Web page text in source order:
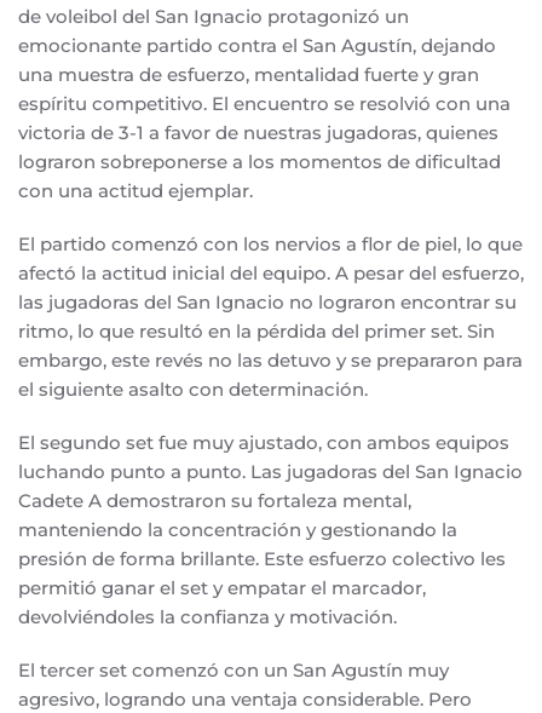
de voleibol del San Ignacio protagonizó un
emocionante partido contra el San Agustín, dejando
una muestra de esfuerzo, mentalidad fuerte y gran
espíritu competitivo. El encuentro se resolvió con una
victoria de 3-1 a favor de nuestras jugadoras, quienes
lograron sobreponerse a los momentos de dificultad
con una actitud ejemplar.
El partido comenzó con los nervios a flor de piel, lo que
afectó la actitud inicial del equipo. A pesar del esfuerzo,
las jugadoras del San Ignacio no lograron encontrar su
ritmo, lo que resultó en la pérdida del primer set. Sin
embargo, este revés no las detuvo y se prepararon para
el siguiente asalto con determinación.
El segundo set fue muy ajustado, con ambos equipos
luchando punto a punto. Las jugadoras del San Ignacio
Cadete A demostraron su fortaleza mental,
manteniendo la concentración y gestionando la
presión de forma brillante. Este esfuerzo colectivo les
permitió ganar el set y empatar el marcador,
devolviéndoles la confianza y motivación.
El tercer set comenzó con un San Agustín muy
agresivo, logrando una ventaja considerable. Pero